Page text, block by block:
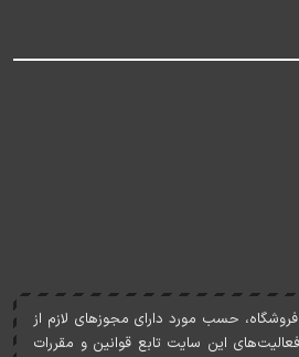
حسب مورد دارای مجوزهای لازم از
اين سايت تابع قوانين و مقررات